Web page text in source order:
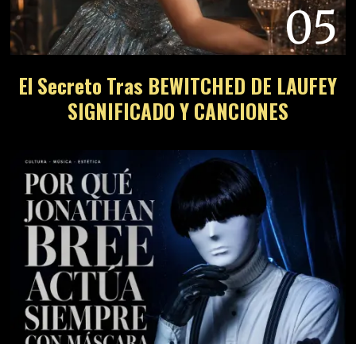
05
El Secreto Tras BEWITCHED DE LAUFEY
SIGNIFICADO Y CANCIONES